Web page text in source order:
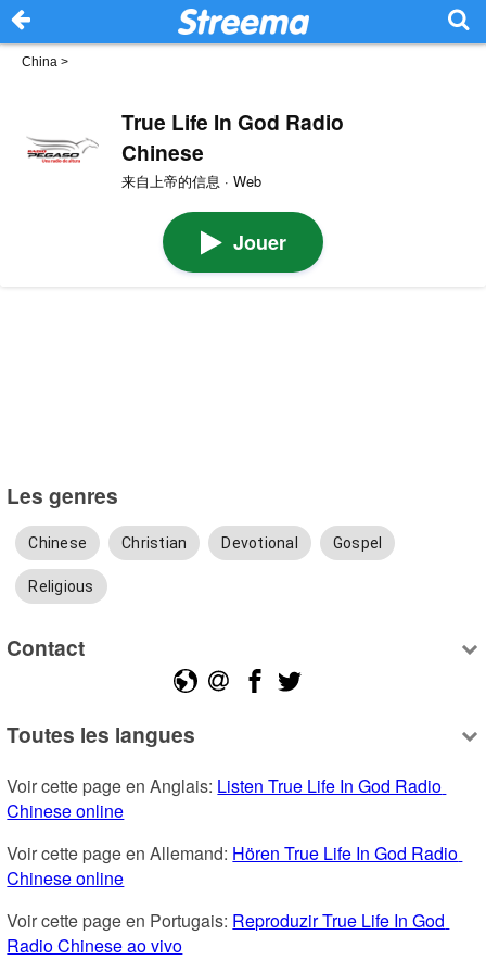
China >
True Life In God Radio
Chinese
来自上帝的信息 · Web
Jouer
Les genres
Chinese Christian Devotional Gospel
Religious
Contact
Toutes les langues
Voir cette page en Anglais: Listen True Life In God Radio
Chinese online
Voir cette page en Allemand: Hören True Life In God Radio
Chinese online
Voir cette page en Portugais: Reproduzir True Life In God
Radio Chinese ao vivo